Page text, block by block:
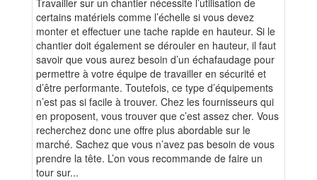
certains matériels comme l’échelle si vous devez
monter et effectuer une tache rapide en hauteur. Si le
chantier doit également se dérouler en hauteur, il faut
savoir que vous aurez besoin d’un échafaudage pour
permettre à votre équipe de travailler en sécurité et
d’être performante. Toutefois, ce type d’équipements
n’est pas si facile à trouver. Chez les fournisseurs qui
en proposent, vous trouver que c’est assez cher. Vous
recherchez donc une offre plus abordable sur le
marché. Sachez que vous n’avez pas besoin de vous
prendre la tête. L’on vous recommande de faire un
tour sur...